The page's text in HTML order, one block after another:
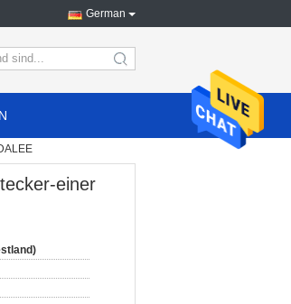
German
search
einer